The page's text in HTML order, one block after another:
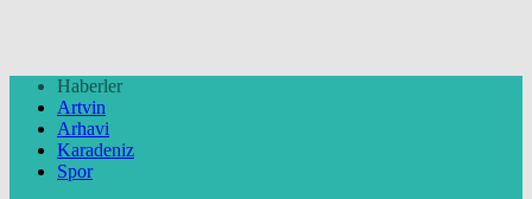
Haberler
Artvin
Arhavi
Karadeniz
Spor